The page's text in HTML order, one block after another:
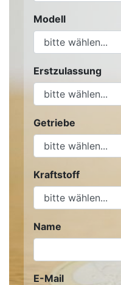
Modell
Erstzulassung
Getriebe
Kraftstoff
Name
E-Mail